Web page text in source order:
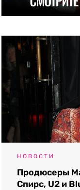
НОВОСТИ
Продюсеры
Спирс, U2 и